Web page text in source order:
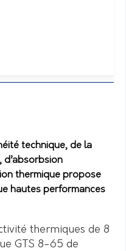
technique, de la
thermique propose
hautes performances
thermiques de 8
GTS 8-65 de